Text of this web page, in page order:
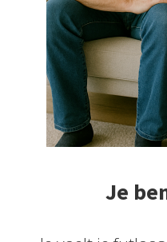
Je
Hierdoor
website-
van